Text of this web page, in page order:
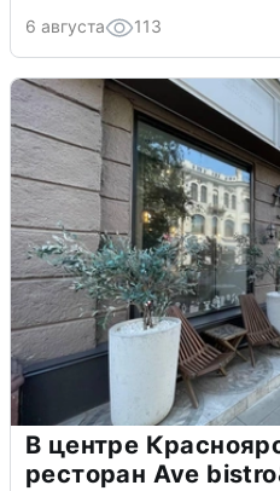
6 августа 113
В центре
ресторан Ave